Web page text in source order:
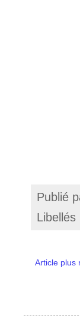
Publié
Libellés
Article plus